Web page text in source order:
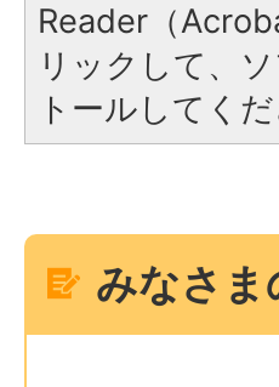
Reader（
リックして、
トールしてくだ
みなさま